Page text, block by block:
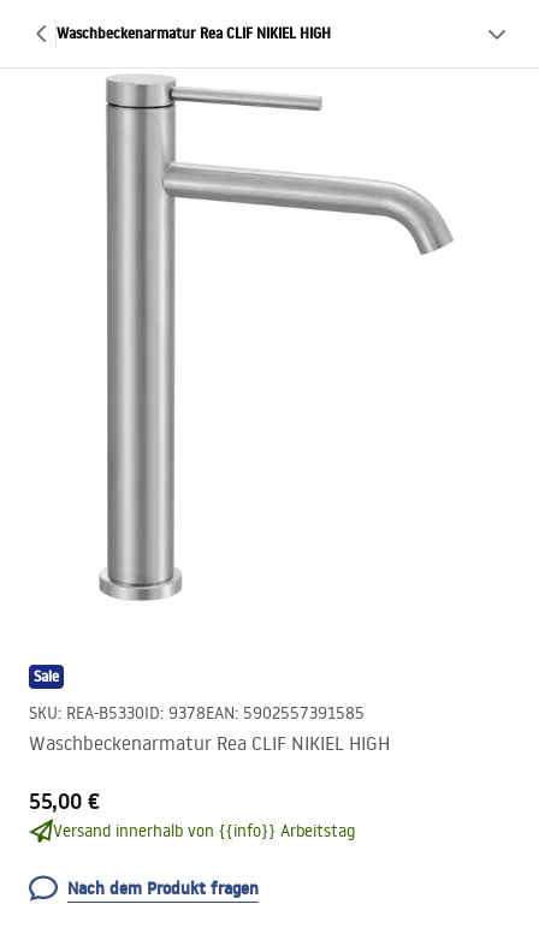
Waschbeckenarmatur Rea CLIF NIKIEL HIGH
Sale
SKU: REA-B5330ID: 9378EAN: 5902557391585
Waschbeckenarmatur Rea CLIF NIKIEL HIGH
55,00 €
Versand innerhalb von {{info}} Arbeitstag
Nach dem Produkt fragen